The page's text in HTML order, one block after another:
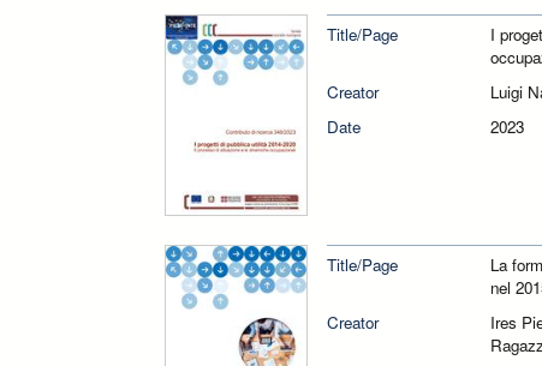
Title/Page
I
Creator
Luigi
Date
2023
Title/Page
La
nel
Creator
Ires